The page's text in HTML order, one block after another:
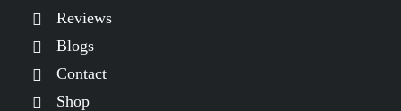
Reviews
Blogs
Contact
Shop